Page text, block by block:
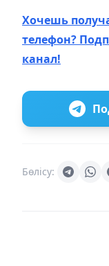
Хочешь
телефон?
канал!
Бөлісу: